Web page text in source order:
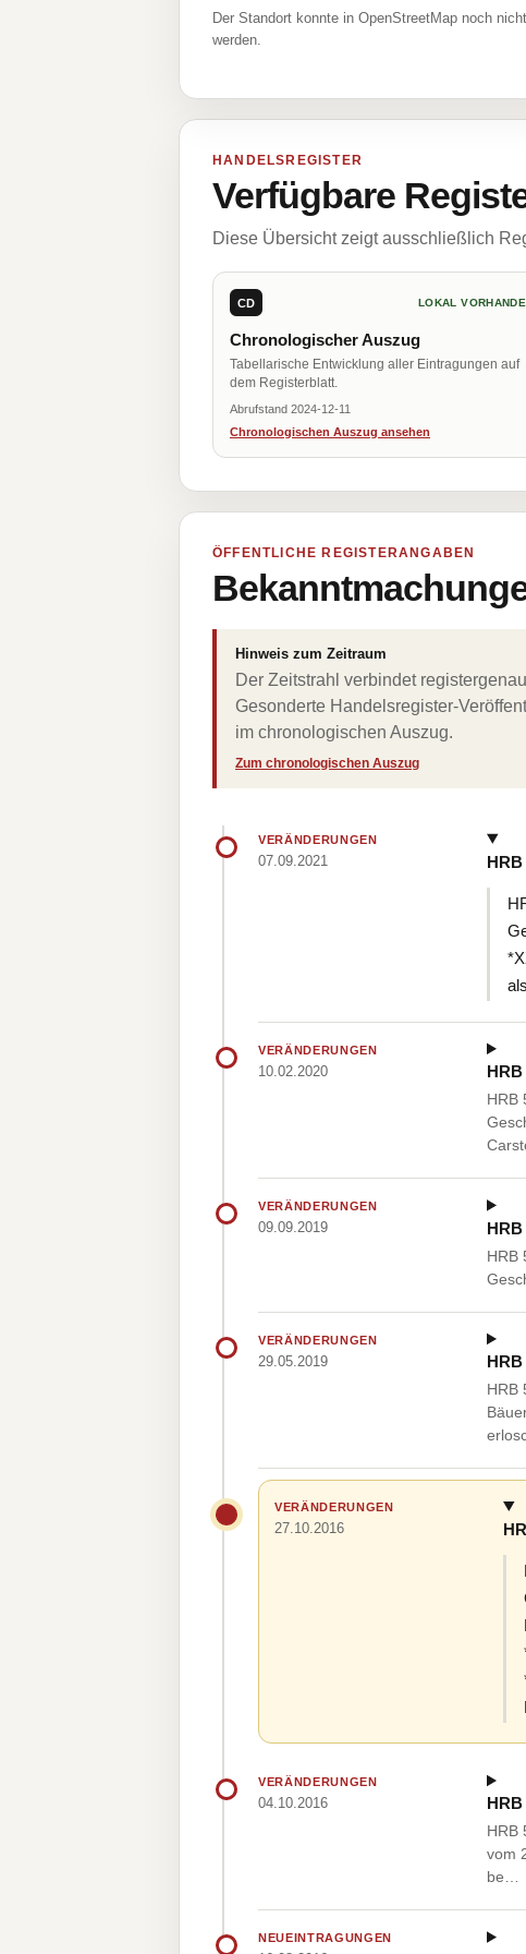
Der Standort konnte in OpenStreetMap noch
werden.
HANDELSREGISTER
Verfügbare
Diese Übersicht zeigt ausschließlich
CD LOKAL
Chronologischer Auszug
Tabellarische Entwicklung aller Eintragungen auf
dem Registerblatt.
Abrufstand 2024-12-11
Chronologischen Auszug ansehen
ÖFFENTLICHE REGISTERANGABEN
Hinweis zum Zeitraum
Der Zeitstrahl verbindet
Gesonderte Handelsregister-
im chronologischen Auszug.
Zum chronologischen Auszug
VERÄNDERUNGEN
07.09.2021 HRB
VERÄNDERUNGEN
10.02.2020 HRB
HRB
VERÄNDERUNGEN
09.09.2019 HRB
HRB
VERÄNDERUNGEN
29.05.2019 HRB
HRB
VERÄNDERUNGEN
27.10.2016
VERÄNDERUNGEN
04.10.2016 HRB
HRB
vom
be…
NEUEINTRAGUNGEN